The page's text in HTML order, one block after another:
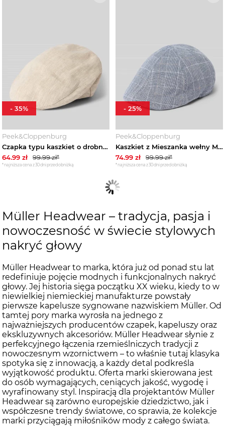
Peek&Cloppenburg
Czapka typu kaszkiet o drobno teksturowanej fakturze Müller Headwear Beżowy
64.99 zł 99.99zł*
*najniższa cena z 30 dni przed obniżką
- 35%
Peek&Cloppenburg
Kaszkiet z Mieszanka wełny Müller Headwear Granatowy
74.99 zł 99.99zł*
*najniższa cena z 30 dni przed obniżką
- 25%
Müller Headwear – tradycja, pasja i
nowoczesność w świecie stylowych
nakryć głowy
Müller Headwear to marka, która już od ponad stu lat
redefiniuje pojęcie modnych i funkcjonalnych nakryć
głowy. Jej historia sięga początku XX wieku, kiedy to w
niewielkiej niemieckiej manufakturze powstały
pierwsze kapelusze sygnowane nazwiskiem Müller. Od
tamtej pory marka wyrosła na jednego z
najważniejszych producentów czapek, kapeluszy oraz
ekskluzywnych akcesoriów. Müller Headwear słynie z
perfekcyjnego łączenia rzemieślniczych tradycji z
nowoczesnym wzornictwem – to właśnie tutaj klasyka
spotyka się z innowacją, a każdy detal podkreśla
wyjątkowość produktu. Oferta marki skierowana jest
do osób wymagających, ceniących jakość, wygodę i
wyrafinowany styl. Inspiracją dla projektantów Müller
Headwear są zarówno europejskie dziedzictwo, jak i
współczesne trendy światowe, co sprawia, że kolekcje
marki przyciągają miłośników mody z całego świata.